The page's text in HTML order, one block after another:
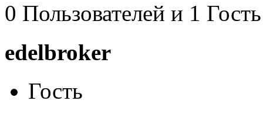
0 Пользователей и 1
edelbroker
Гость